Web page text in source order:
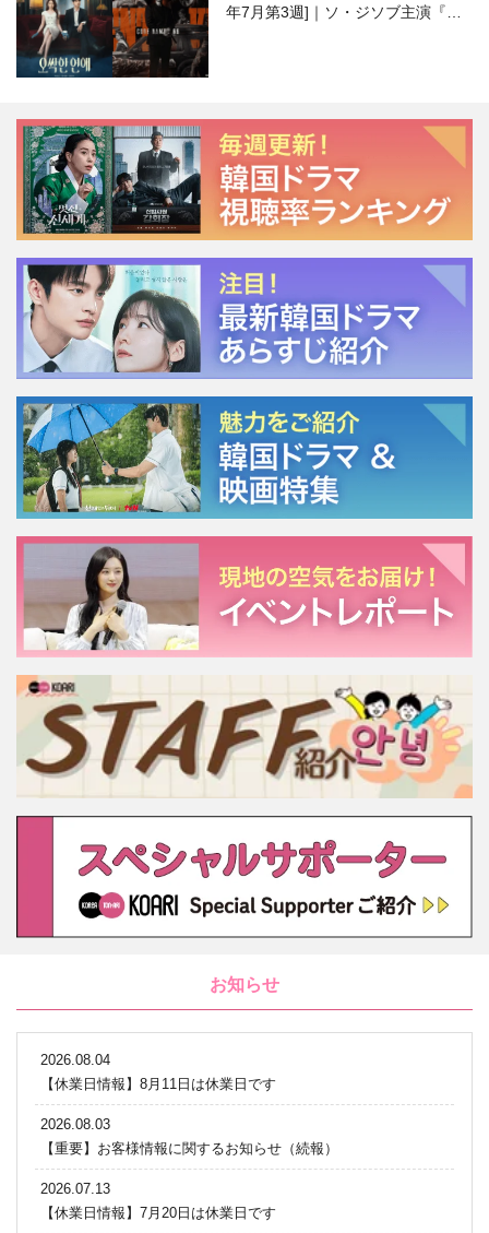
年7月第3週]｜ソ・ジソブ主演『エ
お知らせ
2026.08.04
【休業日情報】8月11日は休業日です
2026.08.03
【重要】お客様情報に関するお知らせ（続報）
2026.07.13
【休業日情報】7月20日は休業日です